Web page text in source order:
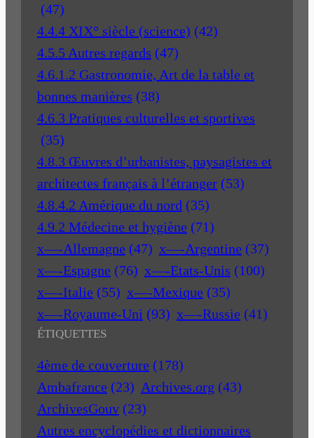
(47)
4.4.4 XIX° siècle (science) (42)
4.5.5 Autres regards (47)
4.6.1.2 Gastronomie, Art de la table et
bonnes manières (38)
4.6.3 Pratiques culturelles et sportives
(35)
4.8.3 Œuvres d’urbanistes, paysagistes et
architectes français à l’étranger (53)
4.8.4.2 Amérique du nord (35)
4.9.2 Médecine et hygiène (71)
x—-Allemagne (47) x—-Argentine (37)
x—-Espagne (76) x—-Etats-Unis (100)
x—-Italie (55) x—-Mexique (35)
x—-Royaume-Uni (93) x—-Russie (41)
ÉTIQUETTES
4ème de couverture (178)
Ambafrance (23) Archives.org (43)
ArchivesGouv (23)
Autres encyclopédies et dictionnaires